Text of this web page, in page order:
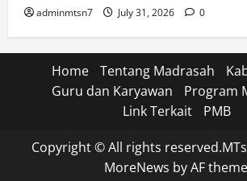
adminmtsn7 July 31, 2026 0
Home Tentang Madrasah
Guru dan Karyawan
Program
Link Terkait
PMB
Copyright © All rights
MoreNews by AF